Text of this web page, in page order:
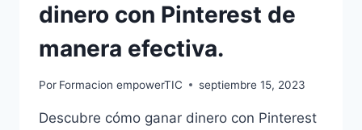
dinero con Pinterest de
manera efectiva.
Por Formacion empowerTIC septiembre 15, 2023
Descubre cómo ganar dinero con Pinterest